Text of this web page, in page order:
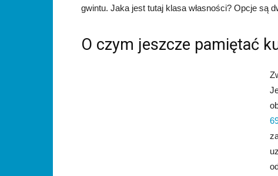
gwintu. Jaka jest tutaj klasa własności? Opcje są
O czym jeszcze pamiętać